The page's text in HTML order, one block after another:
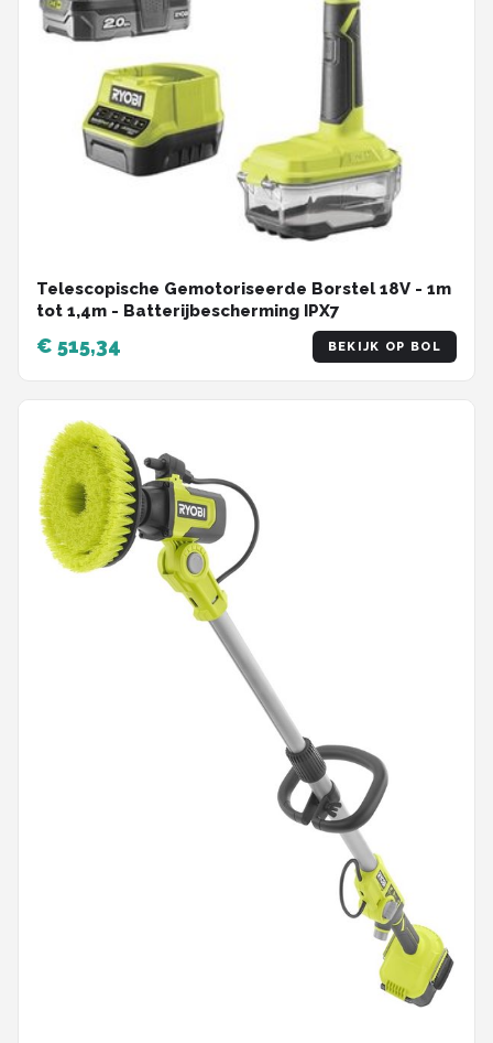
Telescopische Gemotoriseerde Borstel 18V - 1m
tot 1,4m - Batterijbescherming IPX7
€ 515,34 BEKIJK OP BOL